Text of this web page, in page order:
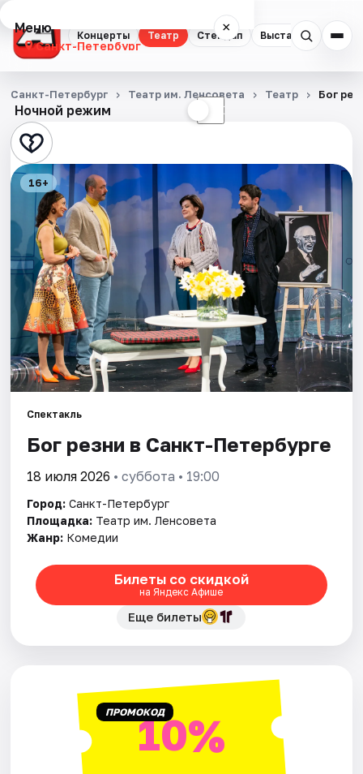
Концерты Театр Стендап Выставки
Меню ×
Санкт-Петербург
Концерты
Театр
Стендап
Выставки
Квесты
Экскурсии
Спорт
События
Площадки
Артисты
Рейтинги
Ночной режим ☾
Санкт-Петербург Театр им. Ленсовета Театр Бог
16+
Спектакль
Бог резни в Санкт-Петербурге
18 июля 2026 • суббота • 19:00
Город: Санкт-Петербург
Площадка: Театр им. Ленсовета
Жанр: Комедии
Билеты со скидкой
на Яндекс Афише
Еще билеты
ПРОМОКОД10%